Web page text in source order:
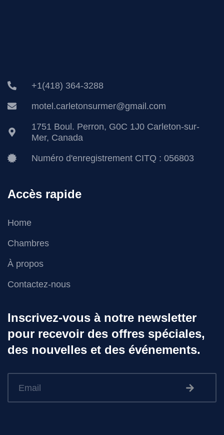
+1(418) 364-3288
motel.carletonsurmer@gmail.com
1751 Boul. Perron, G0C 1J0 Carleton-sur-
Mer, Canada
Numéro d'enregistrement CITQ : 056803
Accès rapide
Home
Chambres
À propos
Contactez-nous
Inscrivez-vous à notre newsletter
pour recevoir des offres spéciales,
des nouvelles et des événements.